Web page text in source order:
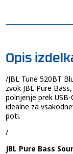
Opis
/JBL Tune 520BT
zvok JBL Pure
polnjenje prek
idealne za
poti.
/
JBL Pure Bass